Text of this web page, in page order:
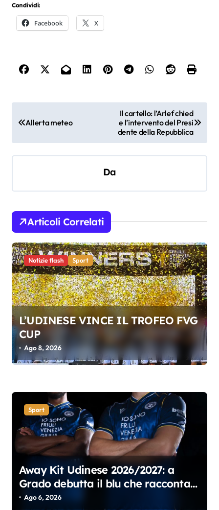
Condividi:
Facebook X
a
v
i
a
o
n
e
a
r
t
i
o
i
Allerta meteo
Il cartello: l’Arlef chied
e l’intervento del Presi
dente della Repubblica
Da
Articoli Correlati
Notizie flash Sport
L’UDINESE VINCE IL TROFEO FVG
CUP
Ago 8, 2026
Sport
Away Kit Udinese 2026/2027: a
Grado debutta il blu che racconta il
Friuli
Ago 6, 2026